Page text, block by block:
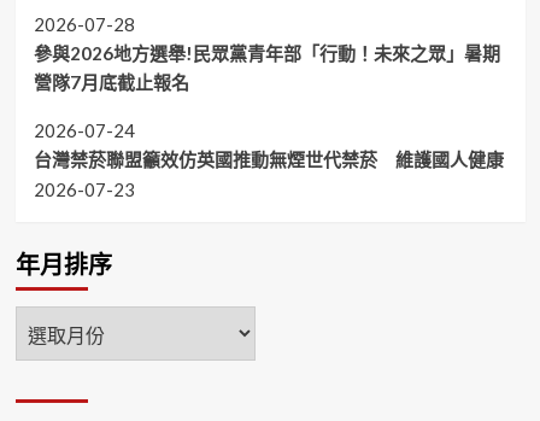
2026-07-28
參與2026地方選舉!民眾黨青年部「行動！未來之眾」暑期
營隊7月底截止報名
2026-07-24
台灣禁菸聯盟籲效仿英國推動無煙世代禁菸 維護國人健康
2026-07-23
年月排序
年
月